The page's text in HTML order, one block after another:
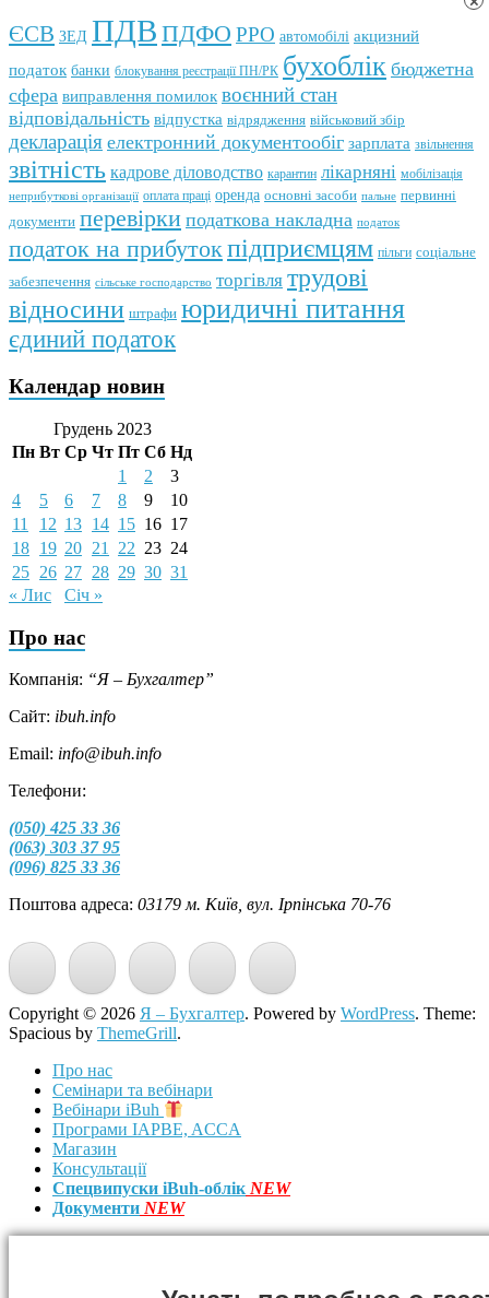
ЄСВ ЗЕД ПДВ ПДФО РРО автомобілі акцизний
податок банки блокування реєстрації ПН/РК бухоблік бюджетна
сфера виправлення помилок воєнний стан
відповідальність відпустка відрядження військовий збір
декларація електронний документообіг зарплата звільнення
звітність кадрове діловодство карантин лікарняні мобілізація
неприбуткові організації оплата праці оренда основні засоби пальне первинні
документи перевірки податкова накладна податок
податок на прибутокпідприємцям пільги соціальне
забезпечення сільське господарство торгівля трудові
відносини штрафи юридичні питання
єдиний податок
Календар новин
Грудень 2023
Пн Вт Ср Чт Пт Сб Нд
1
2
3
4
5 6 7 8 9
10
11
12 13 14 15 16 17
18 19 20 21 22 23 24
25 26 27 28 29 30 31
« Лис
Січ »
Про нас
Компанія: “Я – Бухгалтер”
Сайт: ibuh.info
Email: info@ibuh.info
Телефони:
(050) 425 33 36
(063) 303 37 95
(096) 825 33 36
Поштова адреса: 03179 м. Київ, вул. Ірпінська 70-76
Copyright © 2026 Я – Бухгалтер. Powered by WordPress. Theme:
Spacious by ThemeGrill.
Про нас
Семінари та вебінари
Вебінари iBuh
Програми IAPBE, ACCA
Магазин
Консультації
Спецвипуски iBuh-облік NEW
Документи NEW